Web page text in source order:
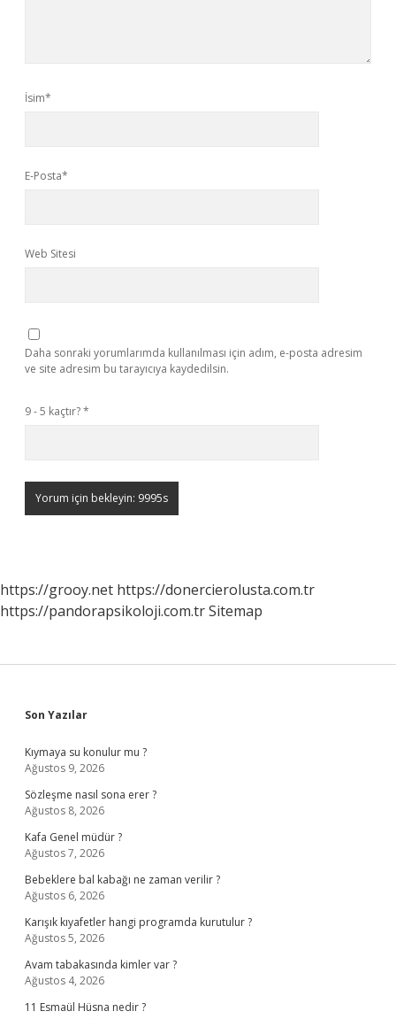
İsim*
E-Posta*
Web Sitesi
Daha sonraki yorumlarımda kullanılması için adım, e-posta adresim
ve site adresim bu tarayıcıya kaydedilsin.
9 - 5 kaçtır?*
https://grooy.net https://donercierolusta.com.tr
https://pandorapsikoloji.com.trSitemap
Sidebar
Son Yazılar
Kıymaya su konulur mu ?
Ağustos 9, 2026
Sözleşme nasıl sona erer ?
Ağustos 8, 2026
Kafa Genel müdür ?
Ağustos 7, 2026
Bebeklere bal kabağı ne zaman verilir ?
Ağustos 6, 2026
Karışık kıyafetler hangi programda kurutulur ?
Ağustos 5, 2026
Avam tabakasında kimler var ?
Ağustos 4, 2026
11 Esmaül Hüsna nedir ?